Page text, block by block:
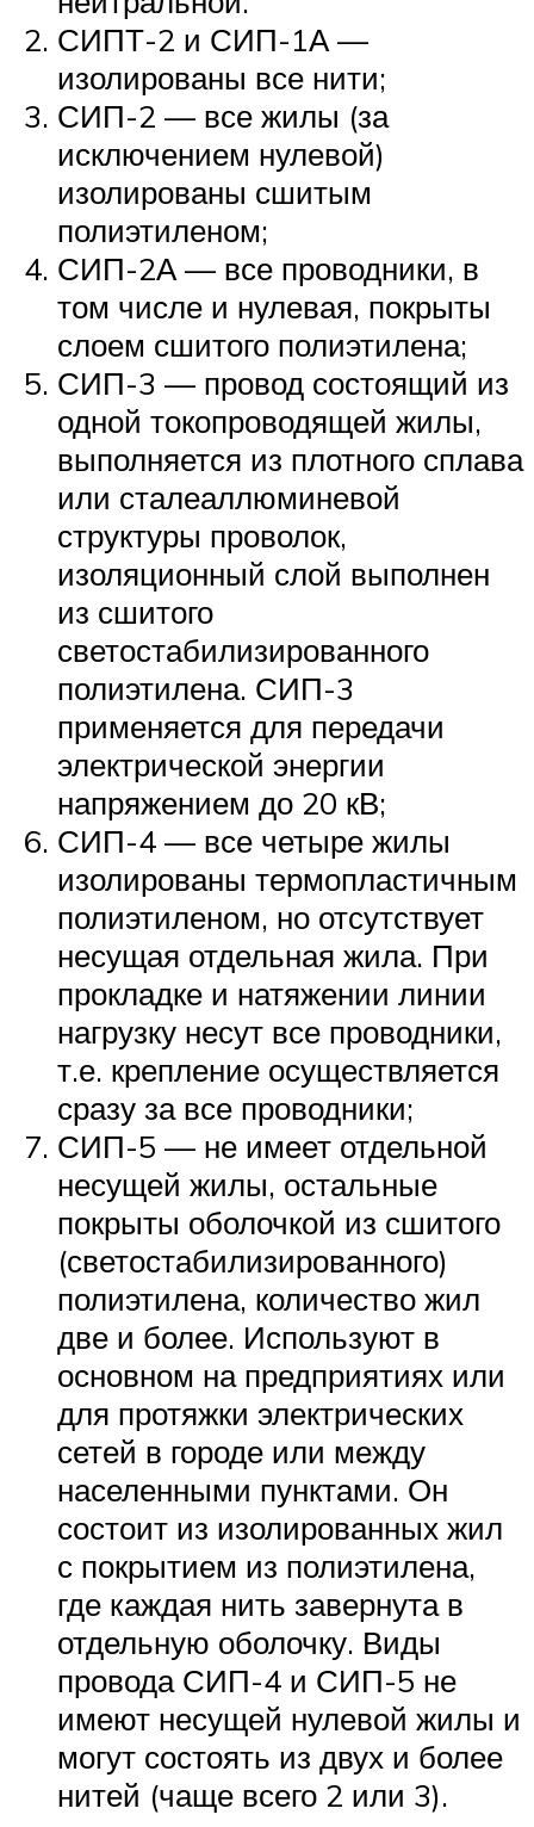
СИПТ-2 и СИП-1А —
изолированы все нити;
СИП-2 — все жилы (за
исключением нулевой)
изолированы сшитым
полиэтиленом;
СИП-2А — все проводники, в
том числе и нулевая, покрыты
слоем сшитого полиэтилена;
СИП-3 — провод состоящий из
одной токопроводящей жилы,
выполняется из плотного сплава
или сталеаллюминевой
структуры проволок,
изоляционный слой выполнен
из сшитого
светостабилизированного
полиэтилена. СИП-3
применяется для передачи
электрической энергии
напряжением до 20 кВ;
СИП-4 — все четыре жилы
изолированы термопластичным
полиэтиленом, но отсутствует
несущая отдельная жила. При
прокладке и натяжении линии
нагрузку несут все проводники,
т.е. крепление осуществляется
сразу за все проводники;
СИП-5 — не имеет отдельной
несущей жилы, остальные
покрыты оболочкой из сшитого
(светостабилизированного)
полиэтилена, количество жил
две и более. Используют в
основном на предприятиях или
для протяжки электрических
сетей в городе или между
населенными пунктами. Он
состоит из изолированных жил
с покрытием из полиэтилена,
где каждая нить завернута в
отдельную оболочку. Виды
провода СИП-4 и СИП-5 не
имеют несущей нулевой жилы и
могут состоять из двух и более
нитей (чаще всего 2 или 3).